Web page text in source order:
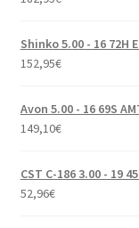
Shinko 5.00 - 16 72H
152,95€
Avon 5.00 - 16 69S
149,10€
CST C-186 3.00 - 19
52,96€